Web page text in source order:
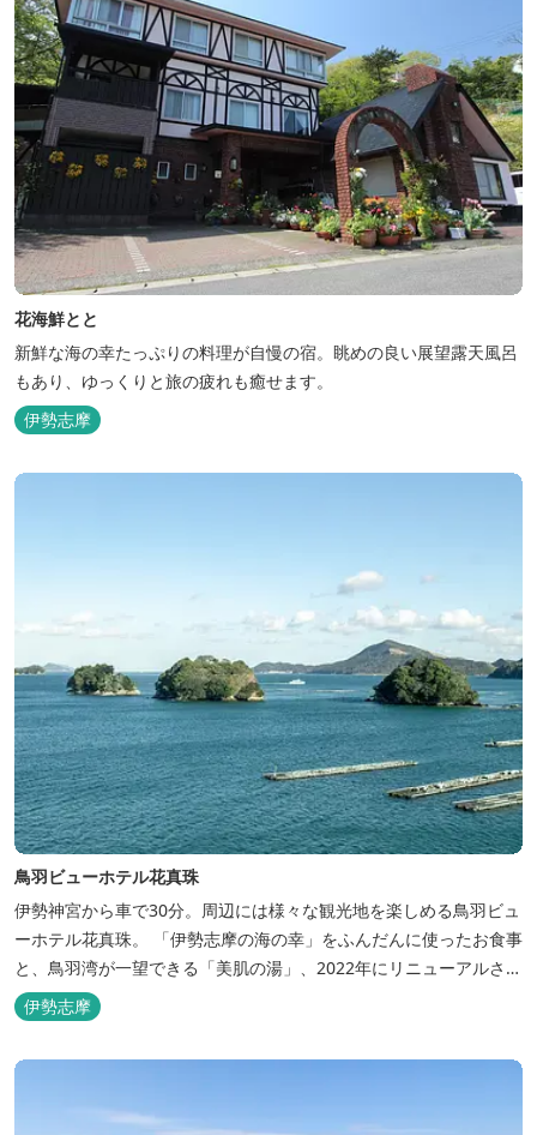
花海鮮とと
新鮮な海の幸たっぷりの料理が自慢の宿。眺めの良い展望露天風呂
もあり、ゆっくりと旅の疲れも癒せます。
伊勢志摩
鳥羽ビューホテル花真珠
伊勢神宮から車で30分。周辺には様々な観光地を楽しめる鳥羽ビュ
ーホテル花真珠。 「伊勢志摩の海の幸」をふんだんに使ったお食事
と、鳥羽湾が一望できる「美肌の湯」、2022年にリニューアルされ
た客室で、五感から体と心を癒やします。 【お部屋】 近年リニュ
ーアルした過ごしやすいお部屋で、親子3世代で楽しめるお部屋に
伊勢志摩